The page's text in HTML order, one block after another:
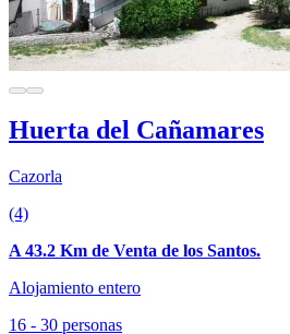
Huerta del Cañamares
Cazorla
(4)
A 43.2 Km de Venta de los Santos.
Alojamiento entero
16 - 30 personas